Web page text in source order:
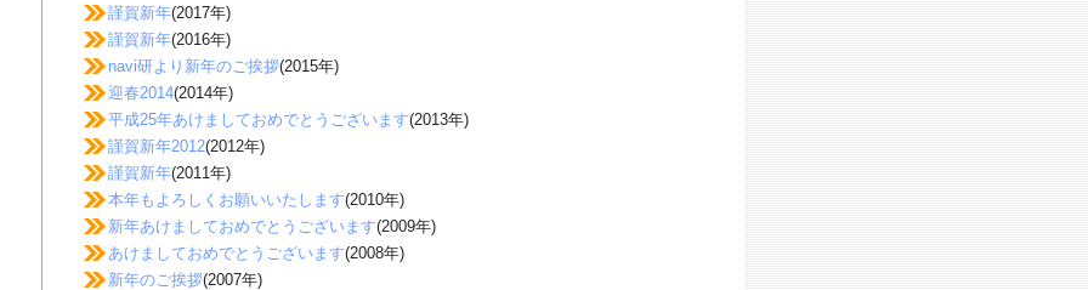
謹賀新年(2017年)
謹賀新年(2016年)
navi研より新年のご挨拶(2015年)
迎春2014(2014年)
平成25年あけましておめでとうございます(2013年)
謹賀新年2012(2012年)
謹賀新年(2011年)
本年もよろしくお願いいたします(2010年)
新年あけましておめでとうございます(2009年)
あけましておめでとうございます(2008年)
新年のご挨拶(2007年)